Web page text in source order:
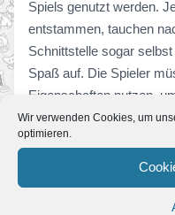
Wir verwenden Cookies, um
optimieren.
Spiels genutzt werden.
entstammen, tauchen
Schnittstelle sogar
Spaß auf. Die Spieler
Eigenschaften nutzen,
diese wiederum
Unter anderem machen
Prinzessin Peach, Toad
Diddy Kong, Bowser,